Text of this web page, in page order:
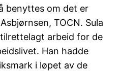
benyttes om det er
TOCN. Sula
arbeid for de
Han hadde
i løpet av de